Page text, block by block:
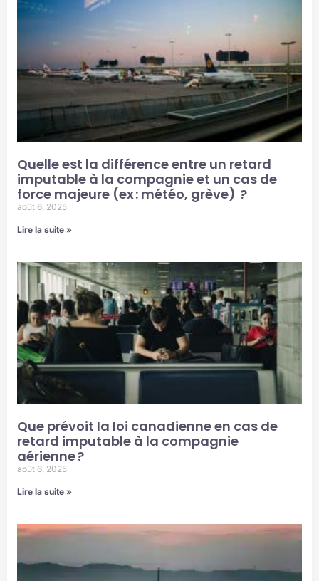
Quelle est la différence entre un retard
imputable à la compagnie et un cas de
force majeure (ex : météo, grève) ?
août 6, 2025
Lire la suite »
Que prévoit la loi canadienne en cas de
retard imputable à la compagnie
aérienne ?
août 6, 2025
Lire la suite »